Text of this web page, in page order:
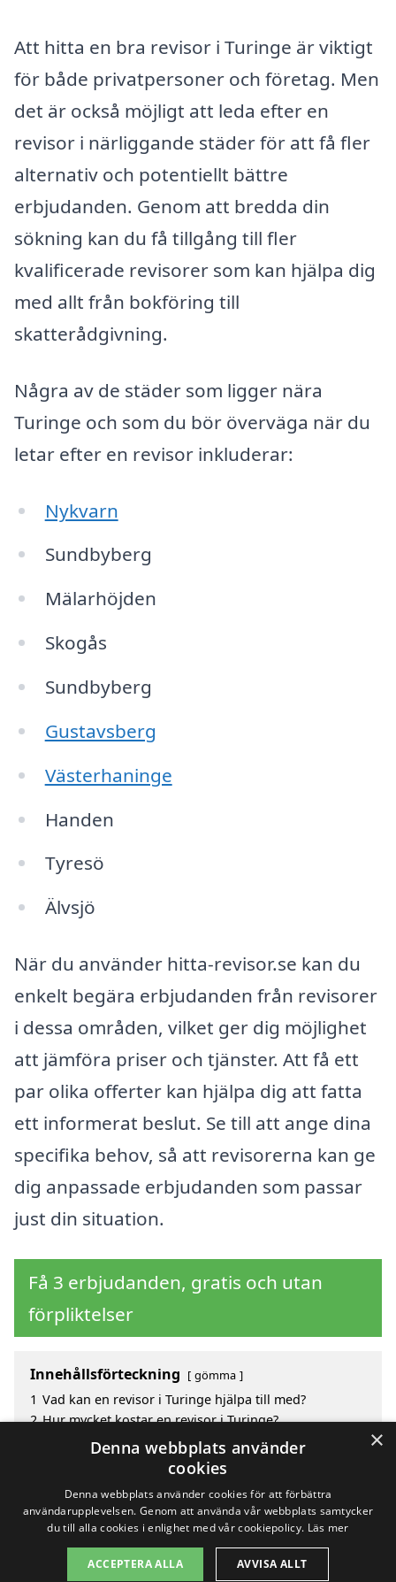
Att hitta en bra revisor i Turinge är viktigt
för både privatpersoner och företag. Men
det är också möjligt att leda efter en
revisor i närliggande städer för att få fler
alternativ och potentiellt bättre
erbjudanden. Genom att bredda din
sökning kan du få tillgång till fler
kvalificerade revisorer som kan hjälpa dig
med allt från bokföring till
skatterådgivning.
Några av de städer som ligger nära
Turinge och som du bör överväga när du
letar efter en revisor inkluderar:
Nykvarn
Sundbyberg
Mälarhöjden
Skogås
Sundbyberg
Gustavsberg
Västerhaninge
Handen
Tyresö
Älvsjö
När du använder hitta-revisor.se kan du
enkelt begära erbjudanden från revisorer
i dessa områden, vilket ger dig möjlighet
att jämföra priser och tjänster. Att få ett
par olika offerter kan hjälpa dig att fatta
ett informerat beslut. Se till att ange dina
specifika behov, så att revisorerna kan ge
dig anpassade erbjudanden som passar
just din situation.
Få 3 erbjudanden, gratis och utan
förpliktelser
Innehållsförteckning gömma
1 Vad kan en revisor i Turinge hjälpa till med?
2 Hur mycket kostar en revisor i Turinge?
Fördelar med att välja revisor i Turinge
Sök efter en skicklig revisor i de omgivande städerna
Copyright 2026 - Pilanto Aps
×
Denna webbplats använder
cookies
Denna webbplats använder cookies för att förbättra
användarupplevelsen. Genom att använda vår webbplats samtycker
du till alla cookies i enlighet med vår cookiepolicy. Läs mer
ACCEPTERA ALLA AVVISA ALLT